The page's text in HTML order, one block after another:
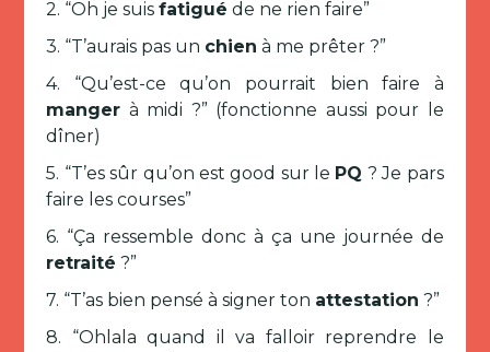
2. “Oh je suisfatigué de ne rien faire”
3. “T’aurais pas un chien à me prêter ?”
4. “Qu’est-ce qu’on pourrait bien faire à
manger à midi ?” (fonctionne aussi pour le
dîner)
5. “T’es sûr qu’on est good sur le PQ ? Je pars
faire les courses”
6. “Ça ressemble donc à ça une journée de
retraité ?”
7. “T’as bien pensé à signer ton attestation ?”
8. “Ohlala quand il va falloir reprendre le